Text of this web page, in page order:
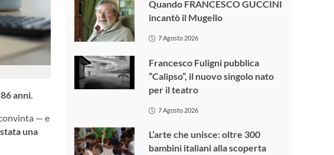
anni.
— e
una
Quando FRANCESCO GUCCINI
incantò il Mugello
7 Agosto 2026
Francesco Fuligni pubblica
“Calipso”, il nuovo singolo nato
per il teatro
7 Agosto 2026
L’arte che unisce: oltre 300
bambini italiani alla scoperta